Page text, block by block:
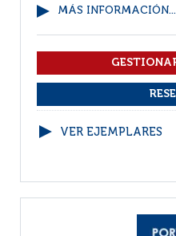
MÁS INFORMACIÓN...
VER EJEMPLARES